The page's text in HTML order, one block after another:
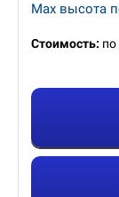
Max высота
Стоимость: по